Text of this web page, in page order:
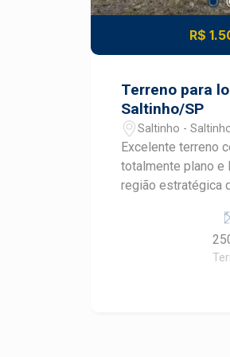
R$
Terreno para
Saltinho/SP
Saltinho -
Excelente terreno
totalmente plano e
região estratégica
plano, pronto para
localização -
valorização